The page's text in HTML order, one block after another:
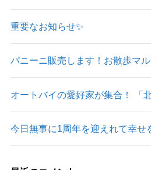
重要なお知らせ✨
パニーニ販売します！お散歩マル
オートバイの愛好家が集合！ 「
今日無事に1周年を迎えれて幸せ